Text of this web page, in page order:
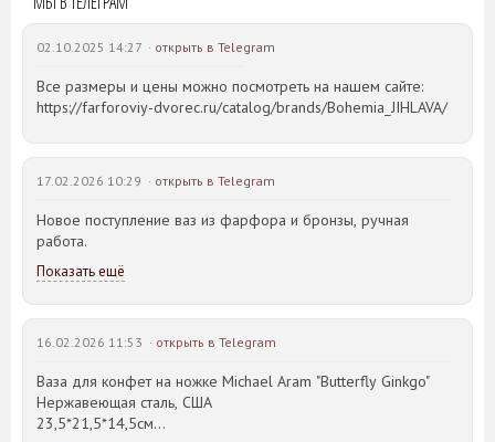
Потолочные светильники
Нержавеющая сталь
Блюда для запекания
Ножи
Чугун
Эмалированная сталь
Аксессуары для ванной комнаты
О нас
Коллекции
Скидки
Доставка
Гарантии
Контакты
02.10.2025 14:27 · открыть в Telegram
Все размеры и цены можно посмотреть на нашем сайте:
https://farforoviy-dvorec.ru/catalog/brands/Bohemia_JIHLAVA/
17.02.2026 10:29 · открыть в Telegram
Новое поступление ваз из фарфора и бронзы, ручная
работа.
Показать ещё
16.02.2026 11:53 · открыть в Telegram
Ваза для конфет на ножке Michael Aram "Butterfly Ginkgo"
Нержавеющая сталь, США
23,5*21,5*14,5см